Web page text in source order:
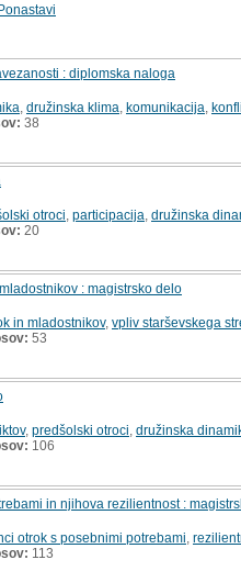
: diplomska naloga
družinska klima komunikacija
38
otroci participacija družinska
20
: magistrsko delo
in mladostnikov, vpliv starševskega
53
, predšolski otroci družinska
106
in njihova rezilientnost :
otrok s posebnimi potrebami
113